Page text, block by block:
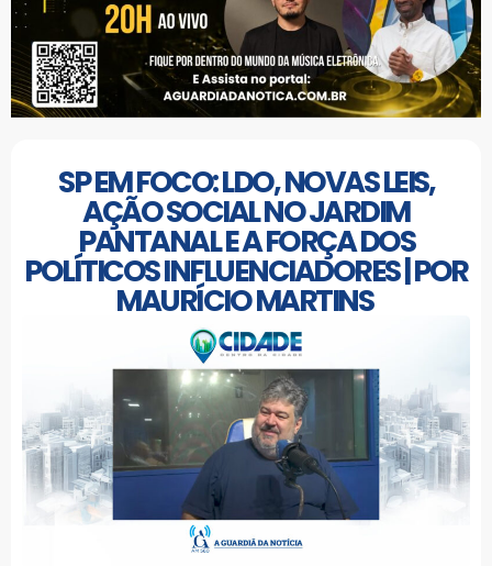
SP EM FOCO: LDO, NOVAS LEIS,
AÇÃO SOCIAL NO JARDIM
PANTANAL E A FORÇA DOS
POLÍTICOS INFLUENCIADORES | POR
MAURÍCIO MARTINS